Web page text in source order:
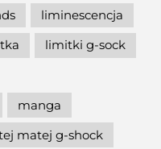
liminescencja
limitki g-sock
manga
matej g-shock